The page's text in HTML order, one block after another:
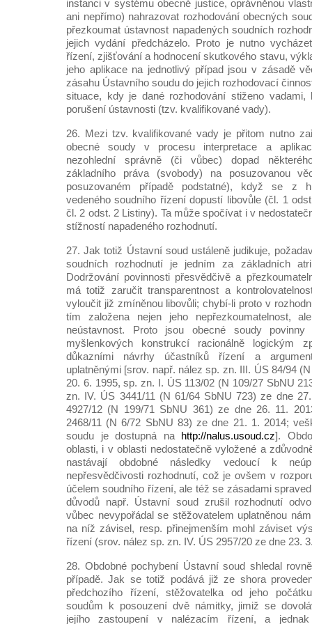
instanci v systému obecné justice, oprávněnou
ani nepřímo) nahrazovat rozhodování obecných
přezkoumat ústavnost napadených soudních
jejich vydání předcházelo. Proto je nutno
řízení, zjišťování a hodnocení skutkového stavu,
jeho aplikace na jednotlivý případ jsou v zásadě
zásahu Ústavního soudu do jejich rozhodovací
situace, kdy je dané rozhodování stiženo
porušení ústavnosti (tzv. kvalifikované vady).
26. Mezi tzv. kvalifikované vady je přitom nutno
obecné soudy v procesu interpretace a
nezohlední správně (či vůbec) dopad
základního práva (svobody) na posuzovanou
posuzovaném případě podstatné), když se z
vedeného soudního řízení dopustí libovůle (čl. 1
čl. 2 odst. 2 Listiny). Ta může spočívat i v
stížností napadeného rozhodnutí.
27. Jak totiž Ústavní soud ustáleně judikuje,
soudních rozhodnutí je jedním za základních
Dodržování povinnosti přesvědčivě a
má totiž zaručit transparentnost a
vyloučit již zmíněnou libovůli; chybí-li proto v
tím založena nejen jeho nepřezkoumatelnost,
neústavnost. Proto jsou obecné soudy
myšlenkových konstrukcí racionálně logickým
důkazními návrhy účastníků řízení a
uplatněnými [srov. např. nález sp. zn. III. ÚS 84/94
20. 6. 1995, sp. zn. I. ÚS 113/02 (N 109/27 SbNU
zn. IV. ÚS 3441/11 (N 61/64 SbNU 723) ze dne
4927/12 (N 199/71 SbNU 361) ze dne 26. 11.
2468/11 (N 6/72 SbNU 83) ze dne 21. 1. 2014;
soudu je dostupná na http://nalus.usoud.cz].
oblasti, i v oblasti nedostatečně vyložené a
nastávají obdobné následky vedoucí k
nepřesvědčivosti rozhodnutí, což je ovšem v
účelem soudního řízení, ale též se zásadami
důvodů např. Ústavní soud zrušil rozhodnutí
vůbec nevypořádal se stěžovatelem uplatněnou
na níž závisel, resp. přinejmenším mohl záviset
řízení (srov. nález sp. zn. IV. ÚS 2957/20 ze dne 23.
28. Obdobné pochybení Ústavní soud shledal
případě. Jak se totiž podává již ze shora
předchozího řízení, stěžovatelka od jeho
soudům k posouzení dvě námitky, jimiž se
jejího zastoupení v nalézacím řízení, a